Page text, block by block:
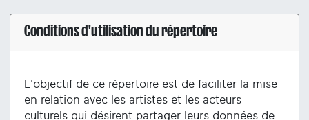
Conditions d'utilisation du répertoire
L'objectif de ce répertoire est de faciliter la mise
en relation avec les artistes et les acteurs
culturels qui désirent partager leurs données de